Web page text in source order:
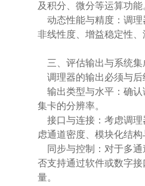
及积分、微分等运算功能
动态性能与精度：调理
非线性度、增益稳定性
三、评估输出与系统集
调理器的输出必须与后
输出类型与水平：确认
集卡的分辨率。
接口与连接：考虑调理
虑通道密度、模块化结
同步与控制：对于多通
否支持通过软件或数字
量。